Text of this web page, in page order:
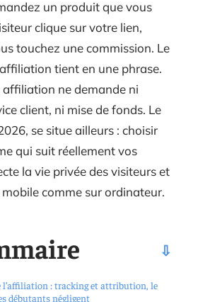
un produit que vous
clique sur votre lien,
touchez une commission. Le
tient en une phrase.
affiliation ne demande ni
client, ni mise de fonds. Le
se situe ailleurs : choisir
qui suit réellement vos
la vie privée des visiteurs et
comme sur ordinateur.
l’affiliation : tracking et attribution, le
débutants négligent